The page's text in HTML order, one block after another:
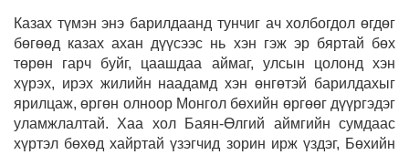
Казах түмэн энэ барилдаанд тунчиг ач холбогдол өгдөг
бөгөөд казах ахан дүүсээс нь хэн гэж эр бяртай бөх
төрөн гарч буйг, цаашдаа аймаг, улсын цолонд хэн
хүрэх, ирэх жилийн наадамд хэн өнгөтэй барилдахыг
ярилцаж, өргөн олноор Монгол бөхийн өргөөг дүүргэдэг
уламжлалтай. Хаа хол Баян-Өлгий аймгийн сумдаас
хүртэл бөхөд хайртай үзэгчид зорин ирж үздэг, Бөхийн